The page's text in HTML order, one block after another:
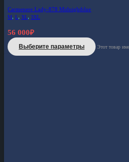
Carmenere Lady-878 Midnightblue
M,L,XL,3XL
56 000₽
Выберите параметры Этот товар